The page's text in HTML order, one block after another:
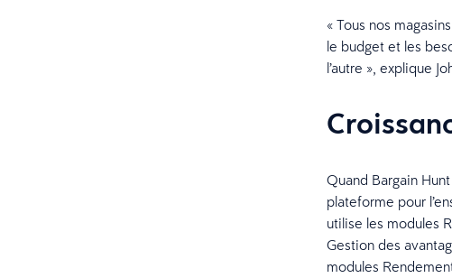
« Tous nos
le budget et les
l’autre », explique
Quand Bargain
plateforme pour
utilise les modules
Gestion des
modules